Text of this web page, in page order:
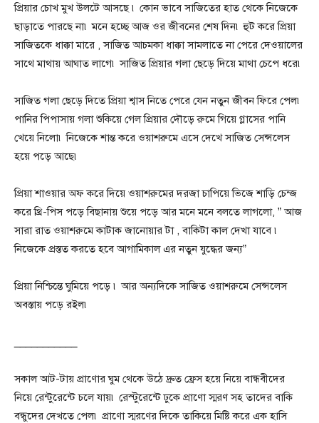
প্রিয়ার চোখ মুখ উলটে আসছে ৷ কোন ভাবে সাজিতের হাত থেকে নিজেকে
ছাড়াতে পারছে না৷ মনে হচ্ছে আজ ওর জীবনের শেষ দিন৷ হুট করে প্রিয়া
সাজিতকে ধাক্কা মারে , সাজিত আচমকা ধাক্কা সামলাতে না পেরে দেওয়ালের
সাথে মাথায় আঘাত লাগে৷ সাজিত প্রিয়ার গলা ছেড়ে দিয়ে মাথা চেপে ধরে৷
সাজিত গলা ছেড়ে দিতে প্রিয়া শ্বাস নিতে পেরে যেন নতুন জীবন ফিরে পেল৷
পানির পিপাসায় গলা শুকিয়ে গেল প্রিয়ার দৌড়ে রুমে গিয়ে গ্লাসের পানি
খেয়ে নিলো৷ নিজেকে শান্ত করে ওয়াশরুমে এসে দেখে সাজিত সেন্সলেস
হয়ে পড়ে আছে৷
প্রিয়া শাওয়ার অফ করে দিয়ে ওয়াশরুমের দরজা চাপিয়ে ভিজে শাড়ি চেন্জ
করে থ্রি-পিস পড়ে বিছানায় শুয়ে পড়ে আর মনে মনে বলতে লাগলো, ” আজ
সারা রাত ওয়াশরুমে কাটাক জানোয়ার টা , বাকিটা কাল দেখা যাবে ৷
নিজেকে প্রস্তত করতে হবে আগামিকাল এর নতুন যুদ্ধের জন্য”
প্রিয়া নিশ্চিন্তে ঘুমিয়ে পড়ে ৷ আর অন্যদিকে সাজিত ওয়াশরুমে সেন্সলেস
অবস্তায় পড়ে রইল৷
সকাল আট-টায় প্রাণোর ঘুম থেকে উঠে দ্রুত ফ্রেস হয়ে নিয়ে বান্ধবীদের
নিয়ে রেন্টুরেন্টে চলে যায়৷ রেস্টুরেন্টে ঢুকে প্রাণো স্মরণ সহ তাদের বাকি
বন্ধুদের দেখতে পেল৷ প্রাণো স্মরণের দিকে তাকিয়ে মিষ্টি করে এক হাসি